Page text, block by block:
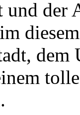
und der
dem